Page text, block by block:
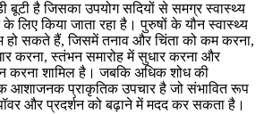
बूटी है जिसका उपयोग सदियों से समग्र स्वास्थ्य
लिए किया जाता रहा है। पुरुषों के यौन स्वास्थ्य
हो सकते हैं, जिसमें तनाव और चिंता को कम करना,
करना, स्तंभन समारोह में सुधार करना और
करना शामिल है। जबकि अधिक शोध की
आशाजनक प्राकृतिक उपचार है जो संभावित रूप
और प्रदर्शन को बढ़ाने में मदद कर सकता है।